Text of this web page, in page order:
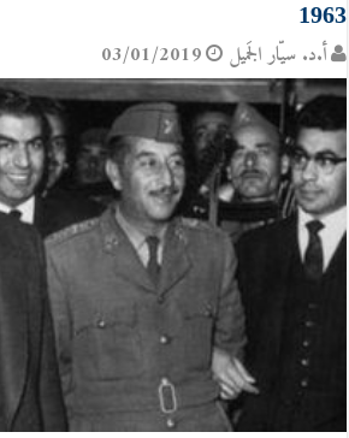
1963
أ.د. سيّار الجَميل 03/01/2019